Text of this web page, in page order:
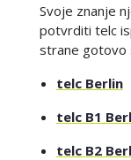
Svoje znanje
potvrditi telc
strane gotovo
telc Berlin
telc B1
telc B2